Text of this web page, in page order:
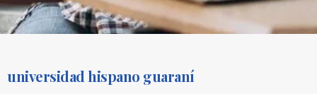
universidad hispano guaraní